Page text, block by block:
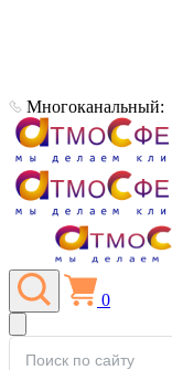
Многоканальный:
0